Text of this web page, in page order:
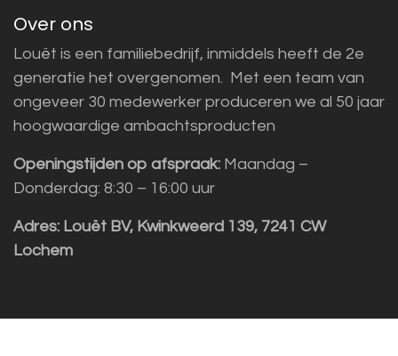
Over ons
Louët is een familiebedrijf, inmiddels heeft de 2e
generatie het overgenomen. Met een team van
ongeveer 30 medewerker produceren we al 50 jaar
hoogwaardige ambachtsproducten
Openingstijden op afspraak: Maandag –
Donderdag: 8:30 – 16:00 uur
Adres: Louët BV, Kwinkweerd 139, 7241 CW
Lochem